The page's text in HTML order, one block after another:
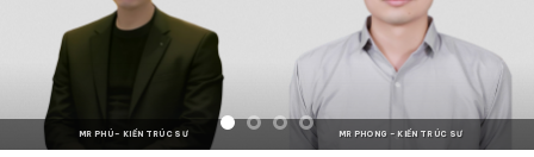
MS THU – GIÁM ĐỐC TÀI CHÍNH MR HẢI – KỸ SƯ